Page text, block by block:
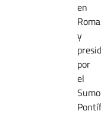
en
Roma
y
por
el
Sumo